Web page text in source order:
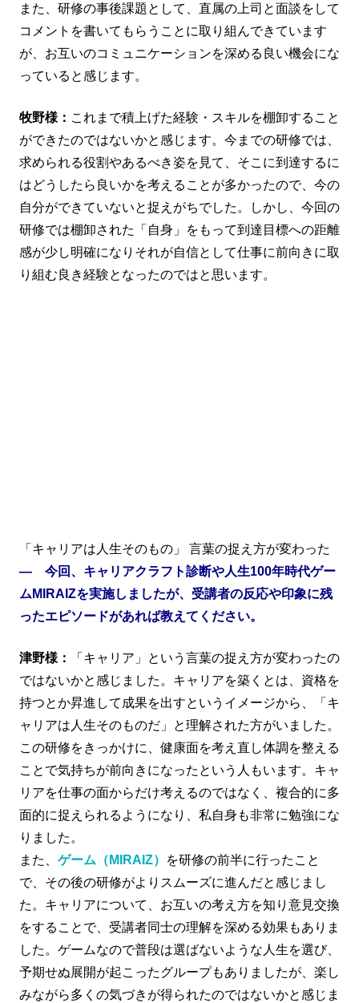
また、研修の事後課題として、直属の上司と面談をして
コメントを書いてもらうことに取り組んできています
が、お互いのコミュニケーションを深める良い機会にな
っていると感じます。
牧野様： これまで積上げた経験・スキルを棚卸すること
ができたのではないかと感じます。今までの研修では、
求められる役割やあるべき姿を見て、そこに到達するに
はどうしたら良いかを考えることが多かったので、今の
自分ができていないと捉えがちでした。しかし、今回の
研修では棚卸された「自身」をもって到達目標への距離
感が少し明確になりそれが自信として仕事に前向きに取
り組む良き経験となったのではと思います。
「キャリアは人生そのもの」 言葉の捉え方が変わった
― 今回、キャリアクラフト診断や人生100年時代ゲー
ムMIRAIZを実施しましたが、受講者の反応や印象に残
ったエピソードがあれば教えてください。
津野様：
「キャリア」という言葉の捉え方が変わったの
ではないかと感じました。キャリアを築くとは、資格を
持つとか昇進して成果を出すというイメージから、「キ
ャリアは人生そのものだ」と理解された方がいました。
この研修をきっかけに、健康面を考え直し体調を整える
ことで気持ちが前向きになったという人もいます。キャ
リアを仕事の面からだけ考えるのではなく、複合的に多
面的に捉えられるようになり、私自身も非常に勉強にな
りました。
また、 ゲーム（MIRAIZ）
を研修の前半に行ったこと
で、その後の研修がよりスムーズに進んだと感じまし
た。キャリアについて、お互いの考え方を知り意見交換
をすることで、受講者同士の理解を深める効果もありま
した。ゲームなので普段は選ばないような人生を選び、
予期せぬ展開が起こったグループもありましたが、楽し
みながら多くの気づきが得られたのではないかと感じま